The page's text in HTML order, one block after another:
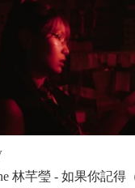
林芊瑩 - 如果你記得